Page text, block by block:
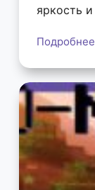
яркость
Подробнее